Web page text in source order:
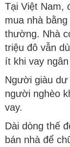
Tại Việt Nam,
mua nhà
thường. Nhà
triệu đô vẫn
ít khi vay
Người giàu dư
người nghèo
vay.
Dài dòng thế
bán nhà để